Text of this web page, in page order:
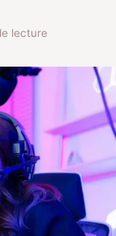
lecture